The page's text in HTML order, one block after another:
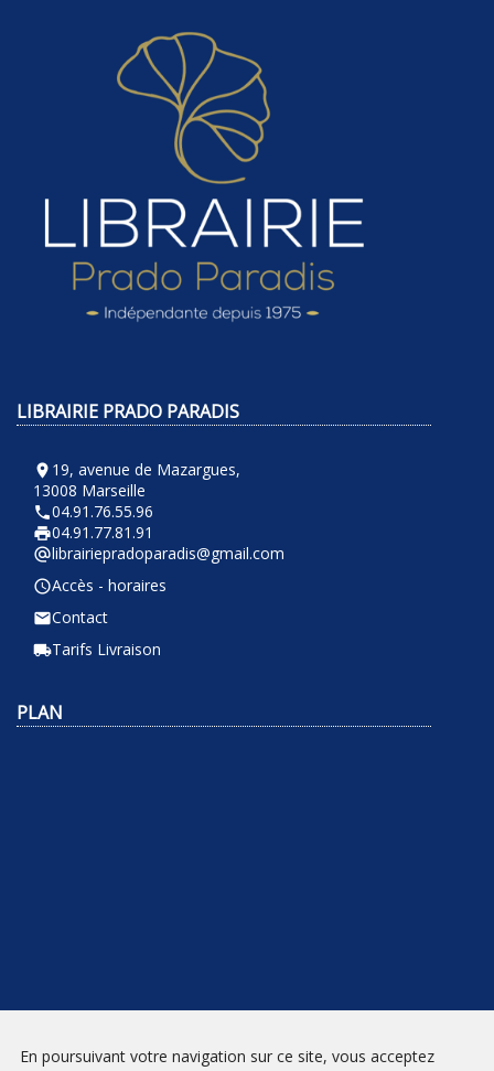
LIBRAIRIE PRADO PARADIS
room 19, avenue de Mazargues,
13008 Marseille
phone04.91.76.55.96
local_printshop04.91.77.81.91
alternate_emaillibrairiepradoparadis@gmail.com
query_builderAccès - horaires
emailContact
local_shippingTarifs Livraison
PLAN
En poursuivant votre navigation sur ce site, vous acceptez